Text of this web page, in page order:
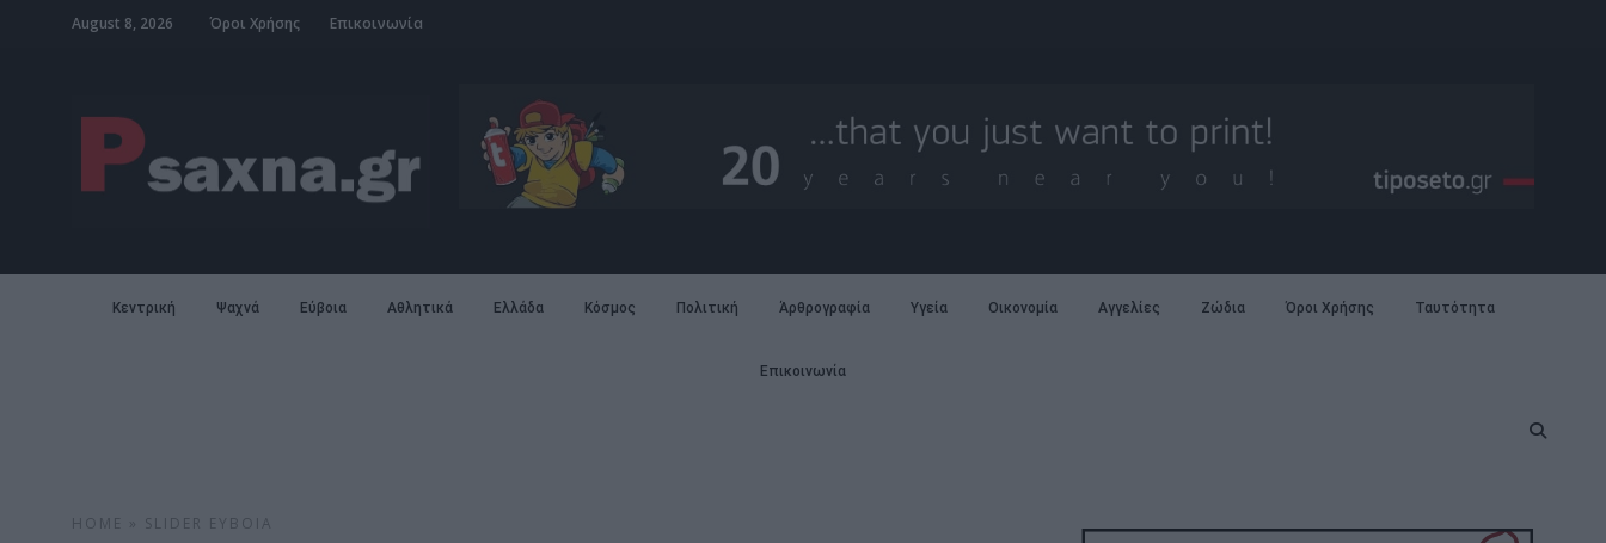
August 8, 2026 Όροι Χρήσης Επικοινωνία
Κεντρική Ψαχνά Εύβοια Αθλητικά Ελλάδα Κόσμος Πολιτική Άρθρογραφία Υγεία Οικονομία Αγγελίες Ζώδια Όροι Χρήσης Ταυτότητα
Επικοινωνία
HOME SLIDER ΕΎΒΟΙΑ